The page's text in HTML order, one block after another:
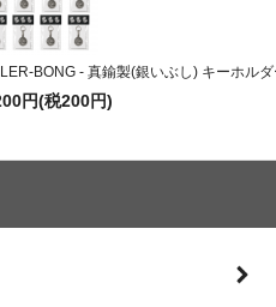
BONG - 真鍮製(銀いぶし) キーホル
円(税200円)